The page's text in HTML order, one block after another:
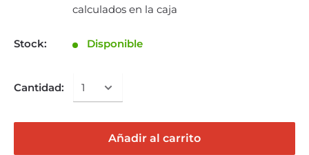
calculados en la caja
Stock: Disponible
Cantidad:
Añadir al carrito